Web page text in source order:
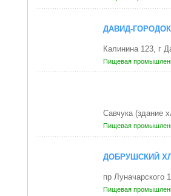
ДАВИД-
Калинина 123, г
Пищевая
Савчука (здание
Пищевая
ДОБРУШСКИЙ
пр
Пищевая